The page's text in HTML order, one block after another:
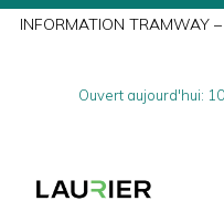
INFORMATION TRAMWAY
Ouvert aujourd'hui:
mercredi8/5
vendredi8/7